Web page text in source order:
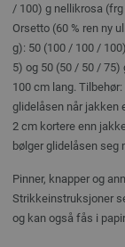
/ 100) g nellikrosa
Orsetto (60 % ren ny
g): 50 (100 / 100 /
5) og 50 (50 / 50 / 75)
100 cm lang.
glidelåsen når jakken
2 cm kortere enn
bølger glidelåsen seg
Pinner, knapper og
Strikkeinstruksjoner
og kan også fås i